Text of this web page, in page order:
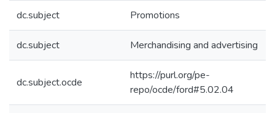
dc.subject Promotions
dc.subject Merchandising and advertising
dc.subject.ocde
https://purl.org/pe-
repo/ocde/ford#5.02.04